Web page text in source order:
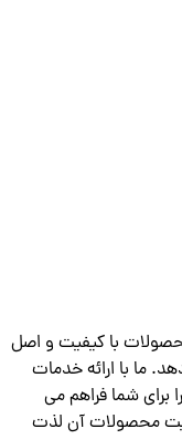
با کیفیت و اصل
با ارائه خدمات
شما فراهم می
محصولات آن لذت